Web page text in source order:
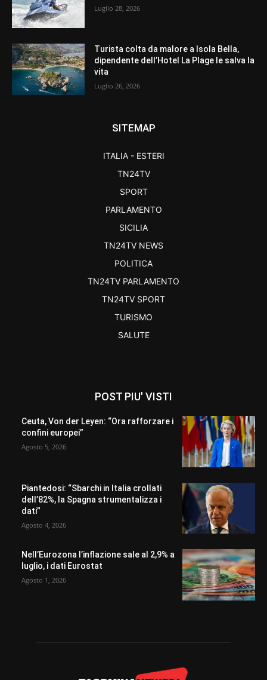
Luglio 28, 2026
Turista colta da malore a Isola Bella,
dipendente dell’Hotel La Plage le salva la
vita
Luglio 26, 2026
SITEMAP
ITALIA - ESTERI
TN24TV
SPORT
PARLAMENTO
SICILIA
TN24TV NEWS
POLITICA
TN24TV PARLAMENTO
TN24TV SPORT
TURISMO
SALUTE
POST PIU' VISTI
Ceuta, Von der Leyen: “Ora rafforzare i
confini europei”
Agosto 5, 2026
Piantedosi: “Sbarchi in Italia crollati
dell’82%, la Spagna strumentalizza i
dati”
Agosto 4, 2026
Nell’Eurozona l’inflazione sale al 2,9% a
luglio, i dati Eurostat
Agosto 1, 2026